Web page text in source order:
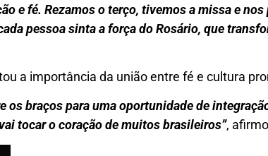
e fé. Rezamos o terço, tivemos a missa e
pessoa sinta a força do Rosário, que
a importância da união entre fé e cultura
os braços para uma oportunidade de
tocar o coração de muitos brasileiros”,